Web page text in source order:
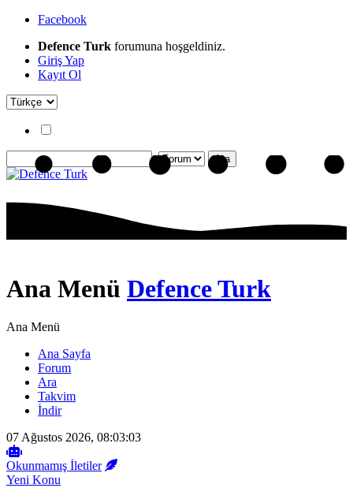
Facebook
Defence Turk forumuna hoşgeldiniz.
Giriş Yap
Kayıt Ol
Ana Menü Defence Turk
Ana Menü
Ana Sayfa
Forum
Ara
Takvim
İndir
07 Ağustos 2026, 08:03:03
Okunmamış İletiler
Yeni Konu